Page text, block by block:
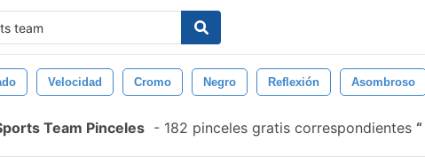
Velocidad Cromo Negro Reflexión Asombroso
Team Pinceles - 182 pinceles gratis correspondientes